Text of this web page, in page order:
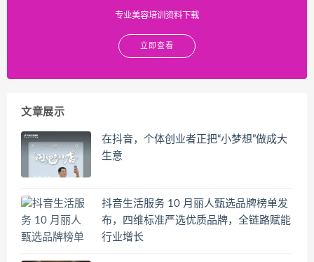
专业美容培训资料下载
立即查看
文章展示
在抖音，个体创业者正把“小梦想”做成大
生意
抖音生活服务 10 月丽人甄选品牌榜单发
布，四维标准严选优质品牌，全链路赋能
行业增长